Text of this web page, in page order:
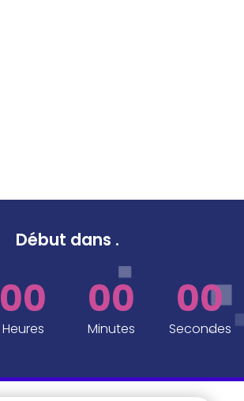
Début dans .
00
Heures
00
Minutes
00
Secondes